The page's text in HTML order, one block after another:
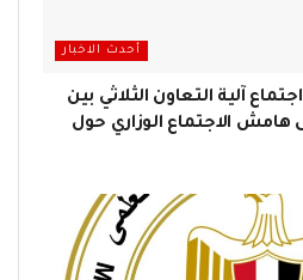
أحدث الاخبار
آلية التعاون الثلاثي بين
هامش الاجتماع الوزاري حول